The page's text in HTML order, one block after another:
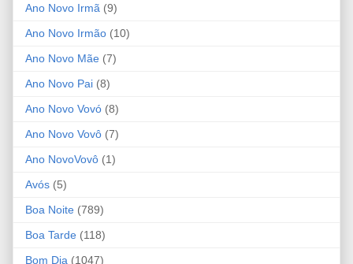
Ano Novo Irmã (9)
Ano Novo Irmão (10)
Ano Novo Mãe (7)
Ano Novo Pai (8)
Ano Novo Vovó (8)
Ano Novo Vovô (7)
Ano NovoVovô (1)
Avós (5)
Boa Noite (789)
Boa Tarde (118)
Bom Dia (1047)